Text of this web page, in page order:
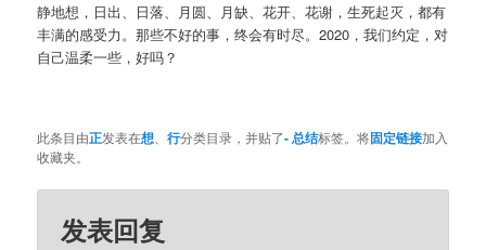
静地想，日出、日落、月圆、月缺、花开、花谢，生死起灭，都有
丰满的感受力。那些不好的事，终会有时尽。2020，我们约定，对
自己温柔一些，好吗？
此条目由正发表在想 、行分类目录，并贴了- 总结标签。将固定链接加入
收藏夹。
发表回复